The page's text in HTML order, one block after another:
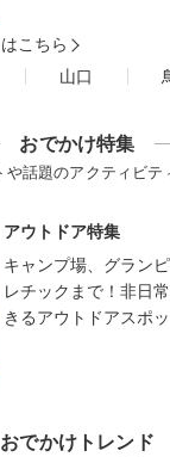
こちら
山口
おでかけ特集
や話題のアクティビテ
アウトドア特集
キャンプ場、グラン
レチックまで！非日
きるアウトドアスポ
おでかけトレンド